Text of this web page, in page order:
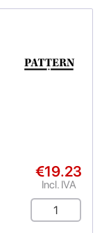
€19.23
Incl. IVA